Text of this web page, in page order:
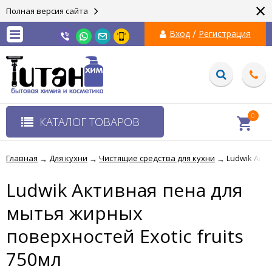
Полная версия сайта ×
Вход / Регистрация
КАТАЛОГ ТОВАРОВ 0
Главная → Для кухни → Чистящие средства для кухни → Ludwik
Ludwik Активная пена для
мытья жирных
поверхностей Exotic fruits
750мл